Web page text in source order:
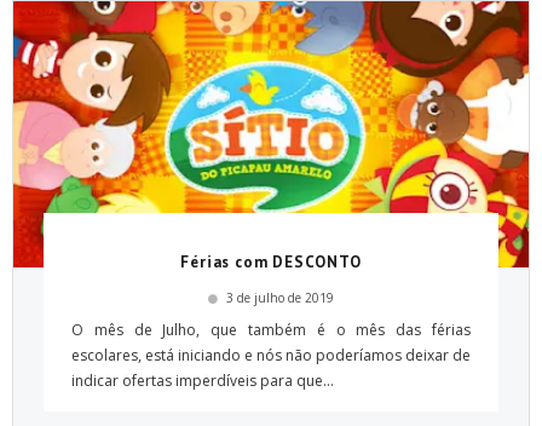
Férias com DESCONTO
3 de julho de 2019
O mês de Julho, que também é o mês das férias
escolares, está iniciando e nós não poderíamos deixar de
indicar ofertas imperdíveis para que...